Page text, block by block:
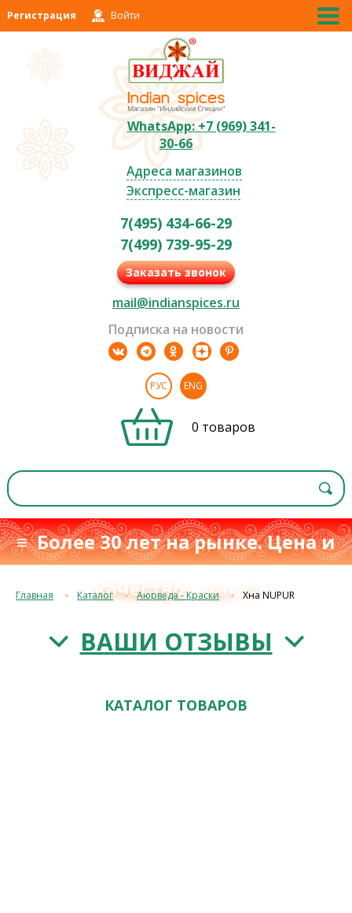
Регистрация Войти
WhatsApp: +7 (969) 341-
30-66
Адреса магазинов
Экспресс-магазин
7(495) 434-66-29
7(499) 739-95-29
Заказать звонок
mail@indianspices.ru
Подписка на новости
РУС ENG
0 товаров
≡ Более 30 лет на рынке. Цена и
качествос 1993 г. ≡
Главная Каталог Аюрведа - Краски Хна NUPUR
ВАШИ ОТЗЫВЫ
КАТАЛОГ ТОВАРОВ